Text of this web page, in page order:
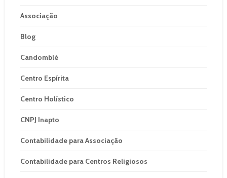
Associação
Blog
Candomblé
Centro Espírita
Centro Holístico
CNPJ Inapto
Contabilidade para Associação
Contabilidade para Centros Religiosos